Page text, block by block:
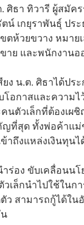
ธา ทิวารี ผู้สมัค
เกยุราพันธุ์ ปร
ตห้วยขวาง หมา
ย และพนักงานอ
ยง น.ต. ศิธาได้ป
อกาสและความไ
คนตัวเล็กที่ต้องเ
ญที่สุด ทั้งพ่อค้าแ
าถึงแหล่งเงินทุนไ
ร่อง ขับเคลื่อนน
วเล็กนำไปใช้ใน
ว สามารถกู้ได้ใ